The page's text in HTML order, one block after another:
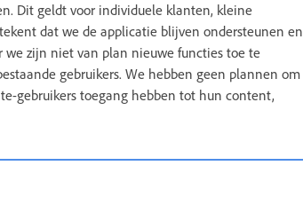
Dit geldt voor individuele klanten, kleine
dat we de applicatie blijven ondersteunen en
we zijn niet van plan nieuwe functies toe te
gebruikers. We hebben geen plannen om
gebruikers toegang hebben tot hun content,